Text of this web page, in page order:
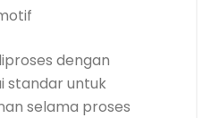
dengan
standar untuk
selama proses